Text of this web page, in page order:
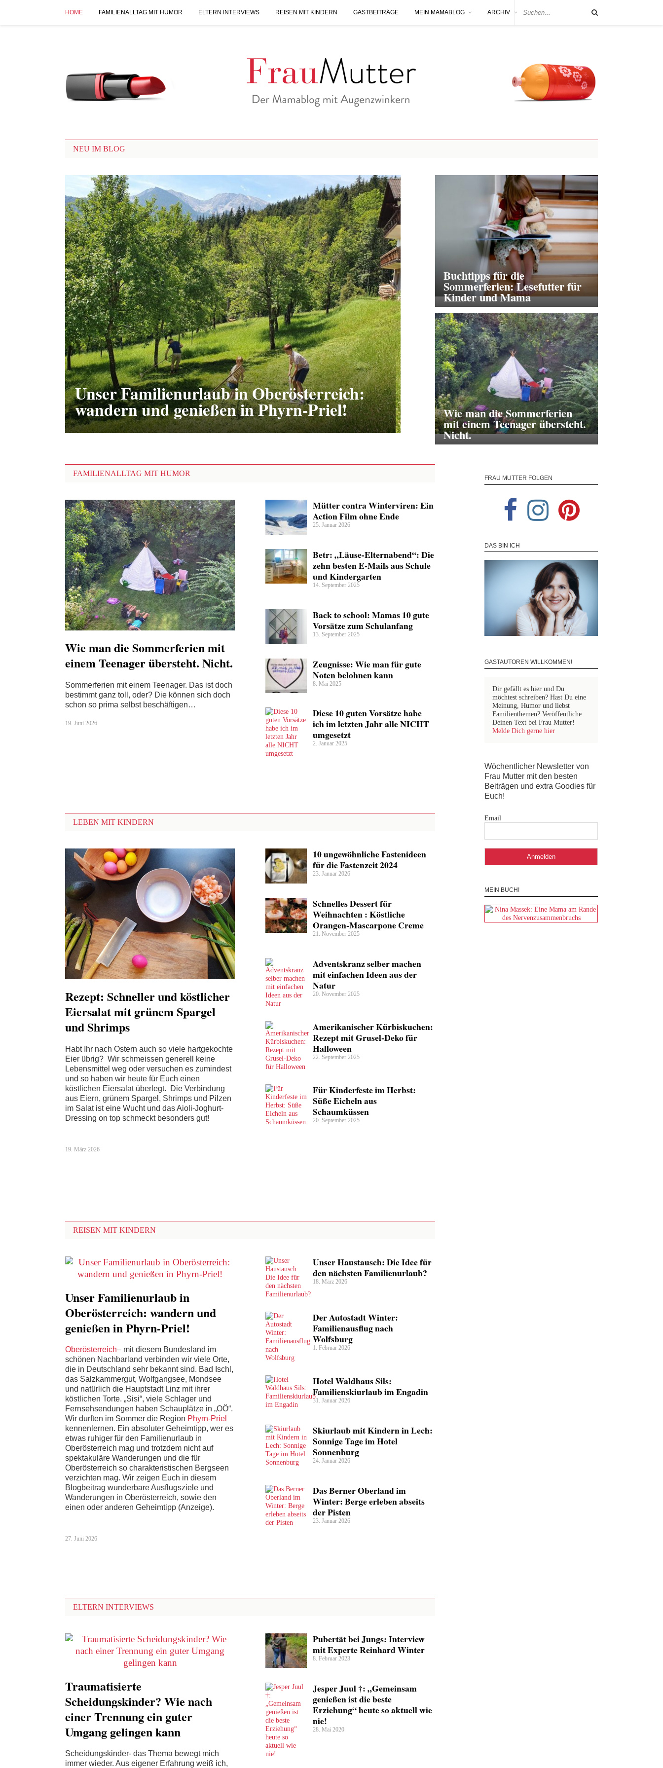
HOME FAMILIENALLTAG MIT HUMOR ELTERN INTERVIEWS REISEN MIT KINDERN GASTBEITRÄGE MEIN MAMABLOG ARCHIV
NEU IM BLOG
Unser Familienurlaub in Oberösterreich:
wandern und genießen in Phyrn-Priel!
Buchtipps für die
Sommerferien: Lesefutter für
Kinder und Mama
Wie man die Sommerferien
mit einem Teenager übersteht.
Nicht.
FAMILIENALLTAG MIT HUMOR
Wie man die Sommerferien mit
einem Teenager übersteht. Nicht.
Sommerferien mit einem Teenager. Das ist doch
bestimmt ganz toll, oder? Die können sich doch
schon so prima selbst beschäftigen…
19. Juni 2026
Mütter contra Winterviren: Ein
Action Film ohne Ende
25. Januar 2026
Betr: „Läuse-Elternabend“: Die
zehn besten E-Mails aus Schule
und Kindergarten
14. September 2025
Back to school: Mamas 10 gute
Vorsätze zum Schulanfang
13. September 2025
Zeugnisse: Wie man für gute
Noten belohnen kann
8. Mai 2025
Diese 10 guten Vorsätze habe
ich im letzten Jahr alle NICHT
umgesetzt
2. Januar 2025
LEBEN MIT KINDERN
Rezept: Schneller und köstlicher
Eiersalat mit grünem Spargel
und Shrimps
Habt Ihr nach Ostern auch so viele hartgekochte
Eier übrig? Wir schmeissen generell keine
Lebensmittel weg oder versuchen es zumindest
und so haben wir heute für Euch einen
köstlichen Eiersalat überlegt. Die Verbindung
aus Eiern, grünem Spargel, Shrimps und Pilzen
im Salat ist eine Wucht und das Aioli-Joghurt-
Dressing on top schmeckt besonders gut!
19. März 2026
10 ungewöhnliche Fastenideen
für die Fastenzeit 2024
23. Januar 2026
Schnelles Dessert für
Weihnachten : Köstliche
Orangen-Mascarpone Creme
21. November 2025
Adventskranz selber machen
mit einfachen Ideen aus der
Natur
20. November 2025
Amerikanischer Kürbiskuchen:
Rezept mit Grusel-Deko für
Halloween
22. September 2025
Für Kinderfeste im Herbst:
Süße Eicheln aus
Schaumküssen
20. September 2025
REISEN MIT KINDERN
Unser Familienurlaub in
Oberösterreich: wandern und
genießen in Phyrn-Priel!
Oberösterreich– mit diesem Bundesland im
schönen Nachbarland verbinden wir viele Orte,
die in Deutschland sehr bekannt sind. Bad Ischl,
das Salzkammergut, Wolfgangsee, Mondsee
und natürlich die Hauptstadt Linz mit ihrer
köstlichen Torte. „Sisi“, viele Schlager und
Fernsehsendungen haben Schauplätze in „OÖ“.
Wir durften im Sommer die Region Phyrn-Priel
kennenlernen. Ein absoluter Geheimtipp, wer es
etwas ruhiger für den Familienurlaub in
Oberösterreich mag und trotzdem nicht auf
spektakuläre Wanderungen und die für
Oberösterreich so charakteristischen Bergseen
verzichten mag. Wir zeigen Euch in diesem
Blogbeitrag wunderbare Ausflugsziele und
Wanderungen in Oberösterreich, sowie den
einen oder anderen Geheimtipp (Anzeige).
27. Juni 2026
Unser Haustausch: Die Idee für
den nächsten Familienurlaub?
18. März 2026
Der Autostadt Winter:
Familienausflug nach
Wolfsburg
1. Februar 2026
Hotel Waldhaus Sils:
Familienskiurlaub im Engadin
31. Januar 2026
Skiurlaub mit Kindern in Lech:
Sonnige Tage im Hotel
Sonnenburg
24. Januar 2026
Das Berner Oberland im
Winter: Berge erleben abseits
der Pisten
23. Januar 2026
ELTERN INTERVIEWS
Traumatisierte
Scheidungskinder? Wie nach
einer Trennung ein guter
Umgang gelingen kann
Scheidungskinder- das Thema bewegt mich
immer wieder. Aus eigener Erfahrung weiß ich,
Pubertät bei Jungs: Interview
mit Experte Reinhard Winter
8. Februar 2023
Jesper Juul †: „Gemeinsam
genießen ist die beste
Erziehung“ heute so aktuell wie
nie!
28. Mai 2020
FRAU MUTTER FOLGEN
DAS BIN ICH
GASTAUTOREN WILLKOMMEN!
Dir gefällt es hier und Du
möchtest schreiben? Hast Du eine
Meinung, Humor und liebst
Familienthemen? Veröffentliche
Deinen Text bei Frau Mutter!
Melde Dich gerne hier
Wöchentlicher Newsletter von
Frau Mutter mit den besten
Beiträgen und extra Goodies für
Euch!
Email
MEIN BUCH!